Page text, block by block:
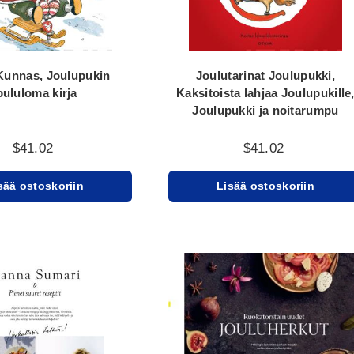
Joulupukin
kirja
$41.02
ostoskoriin
Joulutarinat Joulupukki,
Kaksitoista lahjaa Joulupukille,
Joulupukki ja noitarumpu
$41.02
Lisää ostoskoriin